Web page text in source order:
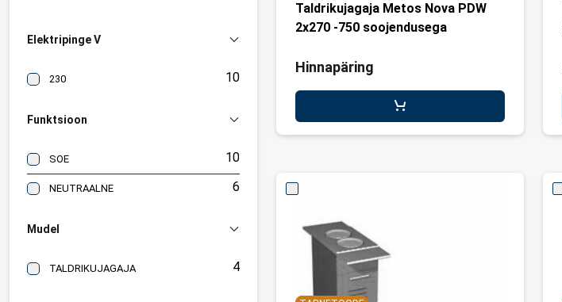
Elektripinge V
230 10
Funktsioon
SOE 10
NEUTRAALNE 6
Mudel
TALDRIKUJAGAJA 4
Taldrikujagaja Metos Nova PDW
2x270 -750 soojendusega
Hinnapäring